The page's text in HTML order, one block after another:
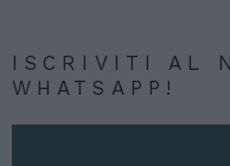
ISCRIVITI AL
WHATSAPP!